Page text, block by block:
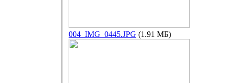
004_IMG_0445.JPG (1.91 МБ)